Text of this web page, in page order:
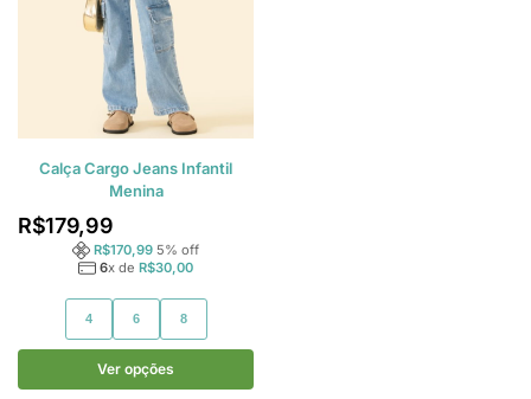
Calça Cargo Jeans Infantil
Menina
R$179,99
R$170,99 5% off
6x de R$30,00
4 6 8
Ver opções